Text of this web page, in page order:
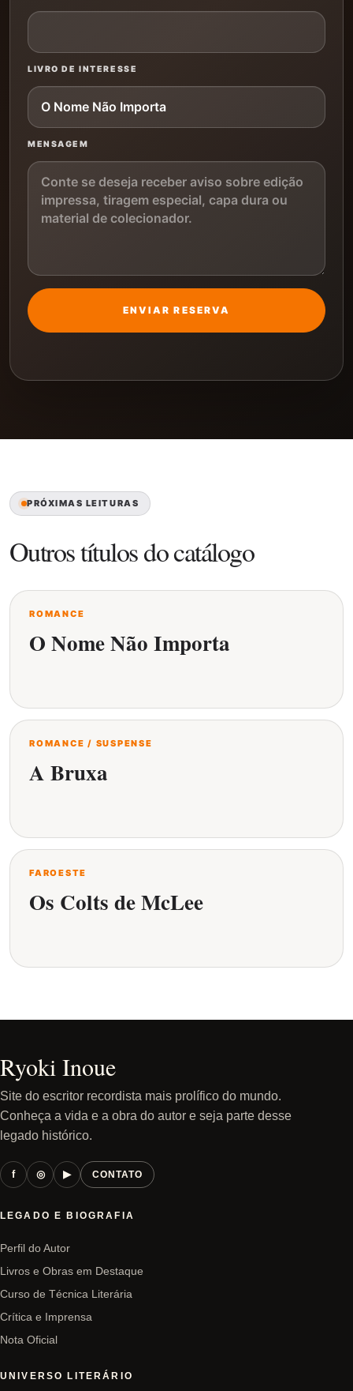
LIVRO DE INTERESSE
MENSAGEM
ENVIAR RESERVA
PRÓXIMAS LEITURAS
Outros títulos do catálogo
ROMANCE
O Nome Não Importa
ROMANCE / SUSPENSE
A Bruxa
FAROESTE
Os Colts de McLee
Ryoki Inoue
Site do escritor recordista mais prolífico do mundo.
Conheça a vida e a obra do autor e seja parte desse
legado histórico.
f ◎ ▶ CONTATO
LEGADO E BIOGRAFIA
Perfil do Autor
Livros e Obras em Destaque
Curso de Técnica Literária
Crítica e Imprensa
Nota Oficial
UNIVERSO LITERÁRIO